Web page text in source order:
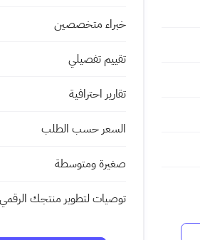
خبراء متخصصين
تقييم تفصيلي
تقارير احترافية
السعر حسب الطلب
صغيرة ومتوسطة
توصيات لتطوير منتجك الرقمي